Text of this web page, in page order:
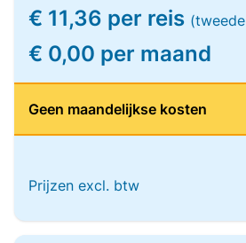
€ 11,36 per reis
€ 0,00 per maand
Geen maandelijkse kosten
Prijzen excl. btw